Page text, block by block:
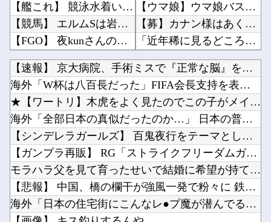
【艦これ】 競泳水着いんのかよ
【競馬】 エルムSは岩田望騎乗のルクソールカフェがV
【FGO】 夜kunさんのモルガンイラスト！！ 蝶の羽好きです！
私の彼に裏表がなさすぎる 第3話
【パズドラ】 パズパス限定追加報酬「★7以上夏休みガチャ×3連」キタ━━━━(゜∀゜)━━...
「途中から急激につまらなくなった漫画」←思い浮かべた作品
Powered by livedoor 相互RSS
【ウマ娘】ウマ娘バストTOP20他
【募】カナン様はあくまでチョロいでエッチしたいキャラ【画像】他
「近年稀に見るどころの話じゃないぞ」と台風15号の予想進路に困惑する人が多数、偏西風が全く...
岸田文雄「日米の為替介入は一時しのぎに過ぎない。私なら円を強くすることが出来る」他
海外「日本は戦勝国なんだよ」 戦後の日本人の特別な生き様に各国から称賛の声他
【にじさんじ】ソフィ「８８８✨ ぞろ目ってなんか嬉しくなるよね！！」他
お前らが思う「バカゲー」って何？他
シャープ、シンプルで使いやすいオーブンレンジ「RE-WF187」他
キズナアイが加藤純一と絡み出したけどどうなんだ？他
ペルソナ４R”メイン”ヒロインの里中千枝さん、来ている服と声がかわいかっただけという事実が...
ワイ同じスマホ11年使ってるんやけど他
【速報】 京大病院、手術ミスで『正常な脳』を摘出 → 患者は...
海外「W杯は八百長だった」FIFA会長支持を表明したサッカー...
★【ワートリ】木虎をよく見たのでこの子がメインヒロインだと思...
海外「全部日本の真似だったのか…」 日本の普通のテレビ番組が...
【シンデレラガールズ】 百鬼夜行をテーマとしたPOP UP ...
【ガンプラ再販】 RG「ストライクフリーダムガンダム ディア...
モラハラ父を見て育ったせいで結婚に希望が持てない私。それなの...
【悲報】 中国、橋の欄干が強風一発で粉々に 鉄筋ゼロ 当局「...
海外「日本の住宅街にこんなレ●プ魔が潜んでるとかマジかよ…さ...